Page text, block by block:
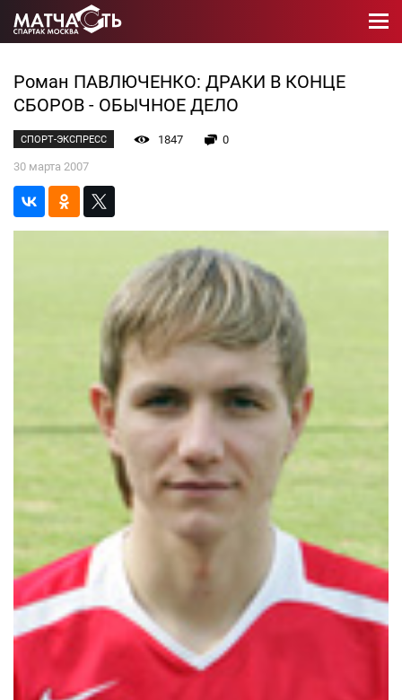
Роман ПАВЛЮЧЕНКО: ДРАКИ В КОНЦЕ
СБОРОВ - ОБЫЧНОЕ ДЕЛО
СПОРТ-ЭКСПРЕСС 1847
0
30 марта 2007